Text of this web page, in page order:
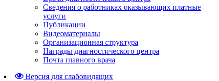
Сведения о работниках оказывающих платные
услуги
Публикации
Видеоматериалы
Организационная структура
Награды диагностического центра
Почта главного врача
Версия для слабовидящих